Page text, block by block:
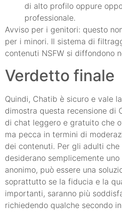
di alto profilo oppure
professionale.
Avviso per i genitori: questo
per i minori. Il sistema di
contenuti NSFW si diffondono
Verdetto finale
Quindi, Chatib è sicuro e vale
dimostra questa recensione di
di chat leggero e gratuito che
ma pecca in termini di
dei contenuti. Per gli adulti che
desiderano semplicemente
anonimo, può essere una
soprattutto se la fiducia e la
importanti, saranno più
richiedendo qualche secondo